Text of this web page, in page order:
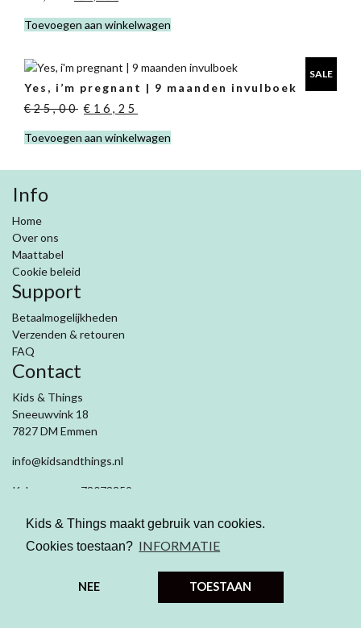
Kids & Things maakt gebruik van cookies.
Cookies toestaan? INFORMATIE
NEE TOESTAAN
was: is:
Toevoegen aan winkelwagen
SALE
Yes, i’m pregnant | 9 maanden invulboek
€25,00 Oorspronkelijke
was:
€ 16,25
is:
Toevoegen aan winkelwagen
Info
Home
Over ons
Maattabel
Cookie beleid
Support
Betaalmogelijkheden
Verzenden & retouren
FAQ
Contact
Kids & Things
Sneeuwvink 18
7827 DM Emmen
info@kidsandthings.nl
Kvk nummer: 78073359
Algemene